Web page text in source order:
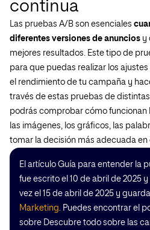
continua
Las pruebas A/B son esenciales
diferentes versiones de anuncios y
mejores resultados. Este tipo de
para que puedas realizar los
el rendimiento de tu campaña y
través de estas pruebas de
podrás comprobar cómo funcionan
las imágenes, los gráficos, las
tomar la decisión más adecuada
El artículo Guía para entender la
fue escrito el 10 de abril de 2025
vez el 15 de abril de 2025 y
Marketing. Puedes encontrar el
sobre Descubre todo sobre las